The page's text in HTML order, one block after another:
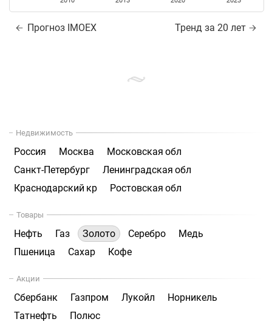
Прогноз IMOEX Тренд за 20 лет
Недвижимость
Россия Москва
Московская обл
Санкт-Петербург
Ленинградская обл
Краснодарский кр
Ростовская обл
Товары
Нефть Газ Золото Серебро
Медь
Пшеница
Сахар Кофе
Акции
Сбербанк Газпром Лукойл
Норникель
Татнефть
Полюс